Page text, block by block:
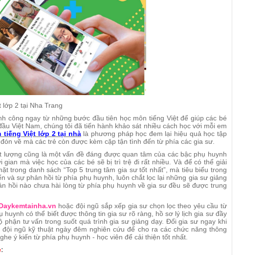
lớp 2 tại Nha Trang
công ngay từ những bước đầu tiên học môn tiếng Việt để giúp các bé
Việt Nam, chúng tôi đã tiến hành khảo sát nhiều cách học với mỗi em
tiếng Việt lớp 2 tại nhàlà phương pháp học đem lại hiệu quả học tập
về mà các trẻ còn được kèm cặp tận tình đến từ phía các gia sư.
cũng là một vấn đề đáng được quan tâm của các bậc phụ huynh
mà việc học của các bé sẽ bị trì trệ đi rất nhiều. Và để có thể giải
trong danh sách “Top 5 trung tâm gia sư tốt nhất”, mà tiêu biểu trong
và sự phản hồi từ phía phụ huynh, luôn chắt lọc lại những gia sư giảng
hồi nào chưa hài lòng từ phía phụ huynh về gia sư đều sẽ được trung
hoặc đội ngũ sắp xếp gia sư chọn lọc theo yêu cầu từ
huynh có thể biết được thông tin gia sư rõ ràng, hồ sơ lý lịch gia sư đầy
tư vấn trong suốt quá trình gia sư giảng dạy. Đổi gia sư ngay khi
đội ngũ kỹ thuật ngày đêm nghiên cứu để cho ra các chức năng thông
ý kiến từ phía phụ huynh - học viên để cải thiện tốt nhất.
: